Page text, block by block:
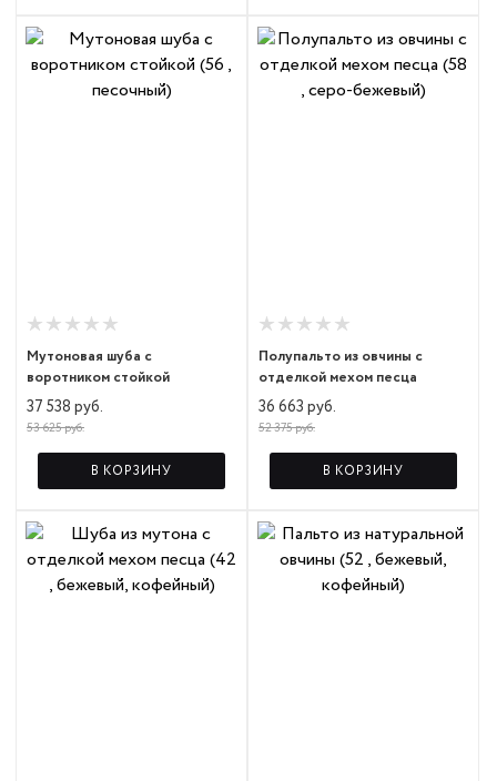
Мутоновая шуба с
воротником стойкой
37 538 руб.
53 625 руб.
В КОРЗИНУ
Полупальто из овчины с
отделкой мехом песца
36 663 руб.
52 375 руб.
В КОРЗИНУ